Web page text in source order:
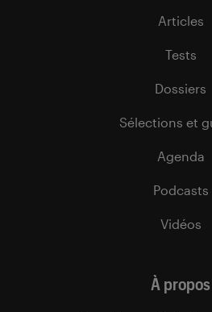
Articles
Tests
Dossiers
Sélections et
Agenda
Podcasts
Vidéos
À propos